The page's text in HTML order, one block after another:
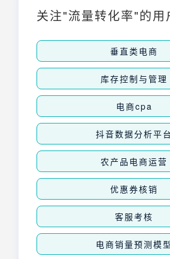
关注"流量转化率"的用
垂直类电商
库存控制与管理
电商cpa
抖音数据分析平台
农产品电商运营
优惠券核销
客服考核
电商销量预测模型